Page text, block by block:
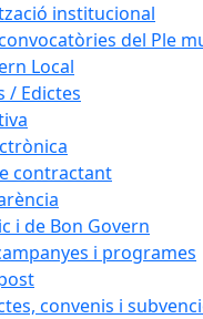
institucional
del Ple
Local
/ Edictes
contractant
i de Bon Govern
i programes
convenis i